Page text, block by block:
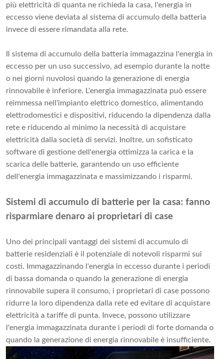
più elettricità di quanta ne richieda la casa, l'energia in
eccesso viene deviata al sistema di accumulo della batteria
invece di essere rimandata alla rete.
Il sistema di accumulo della batteria immagazzina l'energia in
eccesso per un uso successivo, ad esempio durante la notte
o nei giorni nuvolosi quando la generazione di energia
rinnovabile è inferiore. L'energia immagazzinata può essere
reimmessa nell'impianto elettrico domestico, alimentando
elettrodomestici e dispositivi, riducendo la dipendenza dalla
rete e riducendo al minimo la necessità di acquistare
elettricità dalla società di servizi. Inoltre, un sofisticato
software di gestione dell'energia ottimizza la carica e la
scarica delle batterie, garantendo un uso efficiente
dell'energia immagazzinata e massimizzando i risparmi.
Sistemi di accumulo di batterie per la casa: fanno
risparmiare denaro ai proprietari di case
Uno dei principali vantaggi dei sistemi di accumulo di
batterie residenziali è il potenziale di notevoli risparmi sui
costi. Immagazzinando l'energia in eccesso durante i periodi
di bassa domanda o quando la generazione di energia
rinnovabile supera il consumo, i proprietari di case possono
ridurre la loro dipendenza dalla rete ed evitare di acquistare
elettricità a tariffe di punta. Invece, possono utilizzare
l'energia immagazzinata durante i periodi di forte domanda o
quando la generazione di energia rinnovabile è insufficiente.